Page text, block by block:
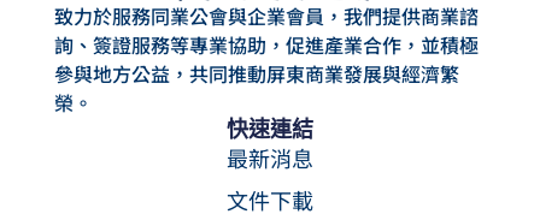
致力於服務同業公會與企業會員，我們提供商業諮
詢、簽證服務等專業協助，促進產業合作，並積極
參與地方公益，共同推動屏東商業發展與經濟繁
榮。
快速連結
最新消息
文件下載